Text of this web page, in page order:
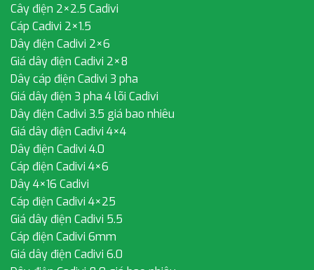
Cây điện 2×2.5 Cadivi
Cáp Cadivi 2×1.5
Dây điện Cadivi 2×6
Giá dây điện Cadivi 2×8
Dây cáp điện Cadivi 3 pha
Giá dây điện 3 pha 4 lõi Cadivi
Dây điện Cadivi 3.5 giá bao nhiêu
Giá dây điện Cadivi 4×4
Dây điện Cadivi 4.0
Cáp điện Cadivi 4×6
Dây 4×16 Cadivi
Cáp điện Cadivi 4×25
Giá dây điện Cadivi 5.5
Cáp điện Cadivi 6mm
Giá dây điện Cadivi 6.0